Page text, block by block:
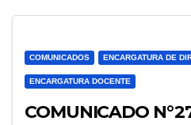
COMUNICADOS ENCARGATURA DE
ENCARGATURA DOCENTE
COMUNICADO